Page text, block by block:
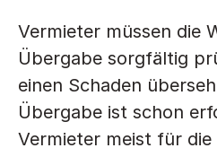
Vermieter müssen die
Übergabe sorgfältig
einen Schaden
Übergabe ist schon
Vermieter meist für